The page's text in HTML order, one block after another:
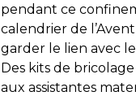
pendant ce
calendrier de
garder le lien avec
Des kits de
aux assistantes